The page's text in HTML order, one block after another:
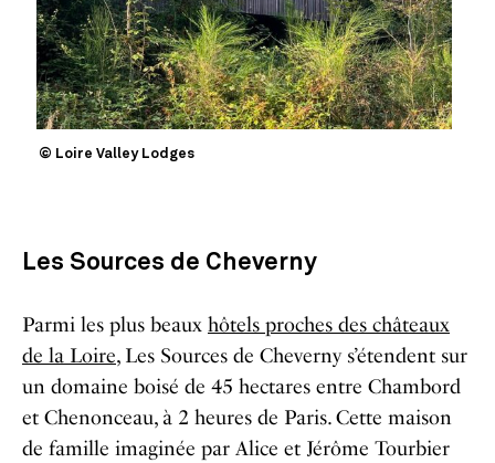
© Loire Valley Lodges
Les Sources de Cheverny
Parmi les plus beaux hôtels proches des châteaux
de la Loire, Les Sources de Cheverny s’étendent sur
un domaine boisé de 45 hectares entre Chambord
et Chenonceau, à 2 heures de Paris. Cette maison
de famille imaginée par Alice et Jérôme Tourbier